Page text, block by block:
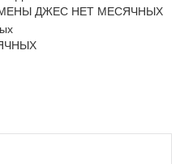
ДЖЕС НЕТ МЕСЯЧНЫХ